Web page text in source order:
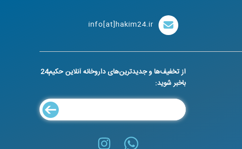
info[at]hakim24.ir
از تخفیف‌ها و جدیدترین‌های داروخانه آنلاین حکیم24
باخبر شوید: